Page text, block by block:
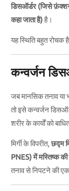
डिसऑर्डर (जिसे
कहा जाता है)है।
यह स्थिति बहुत
कन्वर्जन
जब मानसिक तनाव या
तो इसे कन्वर्जन
शरीर के कार्यों को
मिर्गी के विपरीत,छद्म
PNES) में मस्तिष्क की
तनाव से निपटने की एक